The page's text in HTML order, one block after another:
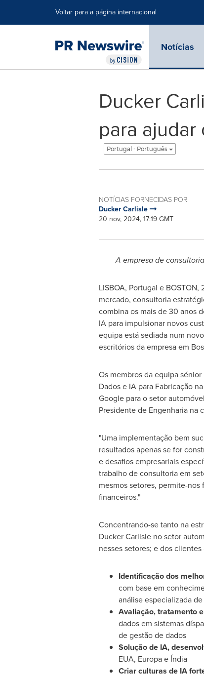
Voltar para a página internacional
Notícias
Ducker
para
Portugal - Português
NOTÍCIAS FORNECIDAS POR
Ducker Carlisle
20 nov, 2024, 17:19 GMT
A empresa de
LISBOA, Portugal e BOSTON,
mercado, consultoria
combina os mais de 30 anos
IA para impulsionar novos
equipa está sediada num
escritórios da empresa em
Os membros da equipa
Dados e IA para Fabricação
Google para o setor
Presidente de Engenharia na
"Uma implementação bem
resultados apenas se for
e desafios empresariais
trabalho de consultoria em
mesmos setores, permite-
financeiros."
Concentrando-se tanto na
Ducker Carlisle no setor
nesses setores; e dos
Identificação dos
com base em
análise especializada
Avaliação, tratamento
dados em sistemas
de gestão de dados
Solução de IA,
EUA, Europa e Índia
Criar culturas de IA